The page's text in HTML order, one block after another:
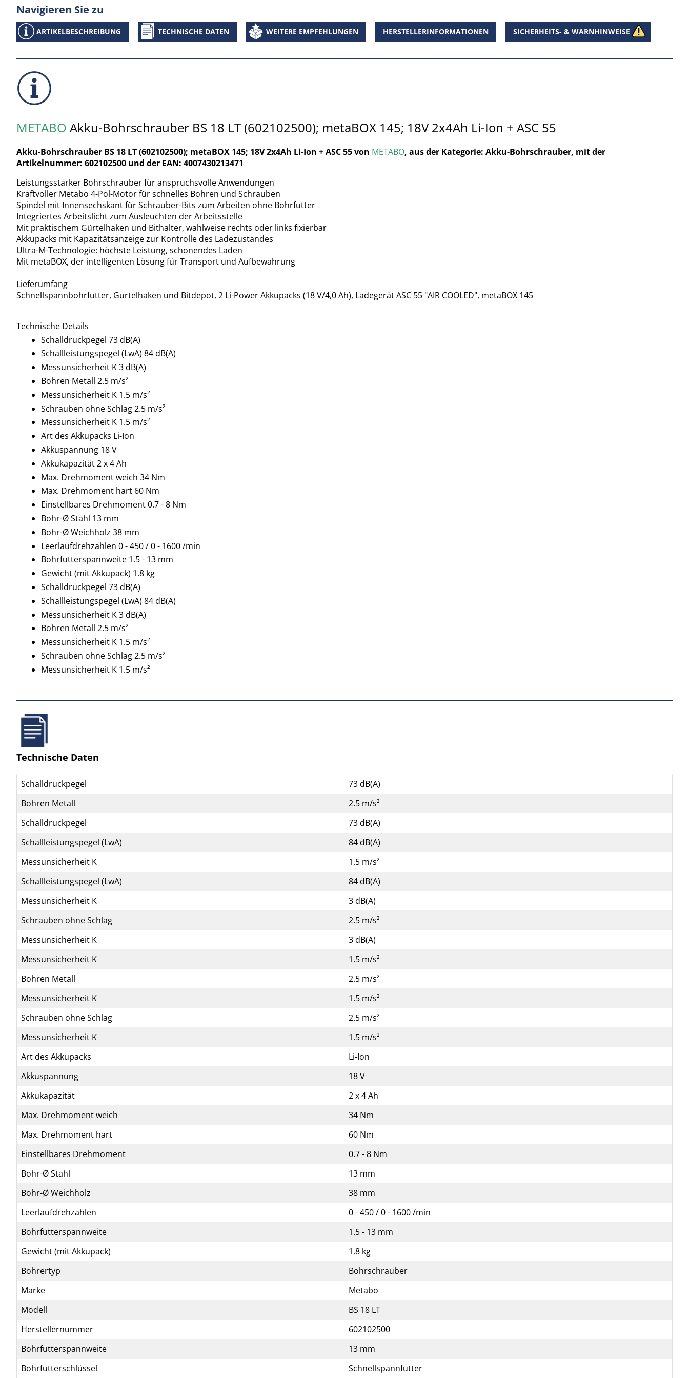
Navigieren Sie zu
ARTIKELBESCHREIBUNG TECHNISCHE DATEN WEITERE EMPFEHLUNGEN HERSTELLERINFORMATIONEN SICHERHEITS- & WARNHINWEISE
METABO Akku-Bohrschrauber BS 18 LT (602102500); metaBOX 145; 18V 2x4Ah Li-Ion + ASC 55
Akku-Bohrschrauber BS 18 LT (602102500); metaBOX 145; 18V 2x4Ah Li-Ion + ASC 55 von METABO, aus der Kategorie: Akku-Bohrschrauber, mit der
Artikelnummer: 602102500 und der EAN: 4007430213471
Leistungsstarker Bohrschrauber für anspruchsvolle Anwendungen
Kraftvoller Metabo 4-Pol-Motor für schnelles Bohren und Schrauben
Spindel mit Innensechskant für Schrauber-Bits zum Arbeiten ohne Bohrfutter
Integriertes Arbeitslicht zum Ausleuchten der Arbeitsstelle
Mit praktischem Gürtelhaken und Bithalter, wahlweise rechts oder links fixierbar
Akkupacks mit Kapazitätsanzeige zur Kontrolle des Ladezustandes
Ultra-M-Technologie: höchste Leistung, schonendes Laden
Mit metaBOX, der intelligenten Lösung für Transport und Aufbewahrung
Lieferumfang
Schnellspannbohrfutter, Gürtelhaken und Bitdepot, 2 Li-Power Akkupacks (18 V/4,0 Ah), Ladegerät ASC 55 "AIR COOLED", metaBOX 145
Technische Details
Schalldruckpegel 73 dB(A)
Schallleistungspegel (LwA) 84 dB(A)
Messunsicherheit K 3 dB(A)
Bohren Metall 2.5 m/s²
Messunsicherheit K 1.5 m/s²
Schrauben ohne Schlag 2.5 m/s²
Messunsicherheit K 1.5 m/s²
Art des Akkupacks Li-Ion
Akkuspannung 18 V
Akkukapazität 2 x 4 Ah
Max. Drehmoment weich 34 Nm
Max. Drehmoment hart 60 Nm
Einstellbares Drehmoment 0.7 - 8 Nm
Bohr-Ø Stahl 13 mm
Bohr-Ø Weichholz 38 mm
Leerlaufdrehzahlen 0 - 450 / 0 - 1600 /min
Bohrfutterspannweite 1.5 - 13 mm
Gewicht (mit Akkupack) 1.8 kg
Schalldruckpegel 73 dB(A)
Schallleistungspegel (LwA) 84 dB(A)
Messunsicherheit K 3 dB(A)
Bohren Metall 2.5 m/s²
Messunsicherheit K 1.5 m/s²
Schrauben ohne Schlag 2.5 m/s²
Messunsicherheit K 1.5 m/s²
Technische Daten
Schalldruckpegel
73 dB(A)
Bohren Metall
2.5 m/s²
Schalldruckpegel
73 dB(A)
Schallleistungspegel (LwA)
84 dB(A)
Messunsicherheit K
1.5 m/s²
Schallleistungspegel (LwA)
84 dB(A)
Messunsicherheit K
3 dB(A)
Schrauben ohne Schlag
2.5 m/s²
Messunsicherheit K
3 dB(A)
Messunsicherheit K
1.5 m/s²
Bohren Metall
2.5 m/s²
Messunsicherheit K
1.5 m/s²
Schrauben ohne Schlag
2.5 m/s²
Messunsicherheit K
1.5 m/s²
Art des Akkupacks
Li-Ion
Akkuspannung
18 V
Akkukapazität
2 x 4 Ah
Max. Drehmoment weich
34 Nm
Max. Drehmoment hart
60 Nm
Einstellbares Drehmoment
0.7 - 8 Nm
Bohr-Ø Stahl
13 mm
Bohr-Ø Weichholz
38 mm
Leerlaufdrehzahlen
0 - 450 / 0 - 1600 /min
Bohrfutterspannweite
1.5 - 13 mm
Gewicht (mit Akkupack)
1.8 kg
Bohrertyp
Bohrschrauber
Marke
Metabo
Modell
BS 18 LT
Herstellernummer
602102500
Bohrfutterspannweite
13 mm
Bohrfutterschlüssel
Schnellspannfutter